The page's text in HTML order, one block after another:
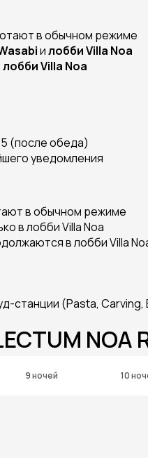
в обычном режиме
илобби Villa Noa
лобби Villa Noa
(после обеда)
уведомления
в обычном режиме
в лобби Villa Noa
в лобби Villa
станции (Pasta,
NOA
9 ночей 10